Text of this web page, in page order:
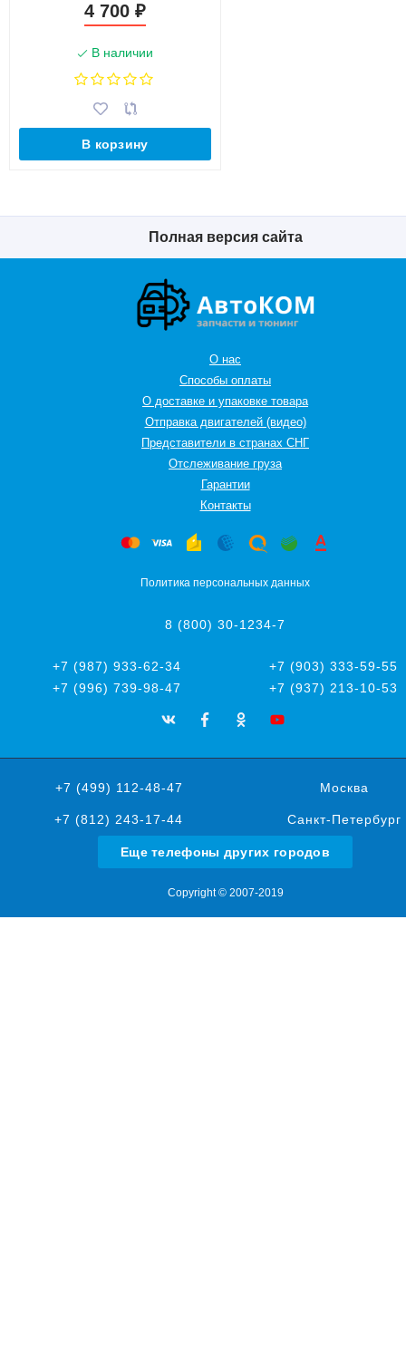
4 700 ₽
В наличии
В корзину
Полная версия сайта
О нас
Способы оплаты
О доставке и упаковке товара
Отправка двигателей (видео)
Представители в странах СНГ
Oтслеживание груза
Гарантии
Контакты
Политика персональных данных
8 (800) 30-1234-7
+7 (987) 933-62-34
+7 (903) 333-59-55
+7 (996) 739-98-47
+7 (937) 213-10-53
+7 (499) 112-48-47 Москва
+7 (812) 243-17-44 Санкт-Петербург
Еще телефоны других городов
Copyright © 2007-2019